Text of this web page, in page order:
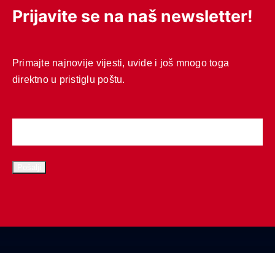
Prijavite se na naš newsletter!
Primajte najnovije vijesti, uvide i još mnogo toga
direktno u pristiglu poštu.